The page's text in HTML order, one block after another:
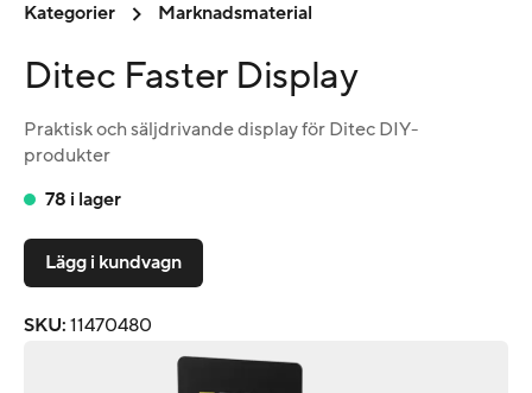
Kategorier Marknadsmaterial
Ditec Faster Display
Praktisk och säljdrivande display för Ditec DIY-
produkter
78 i lager
Lägg i kundvagn
SKU: 11470480